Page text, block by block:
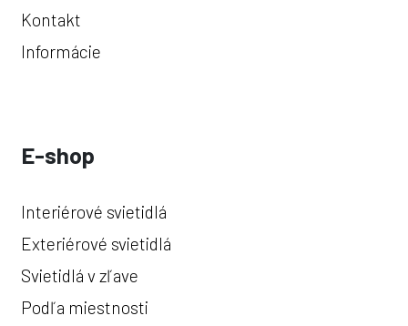
Kontakt
Informácie
E-shop
Interiérové svietidlá
Exteriérové svietidlá
Svietidlá v zľave
Podľa miestnosti